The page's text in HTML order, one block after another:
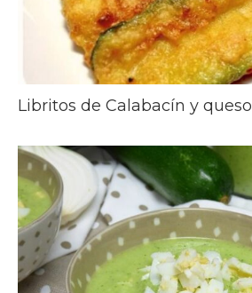
Libritos de Calabacín y queso